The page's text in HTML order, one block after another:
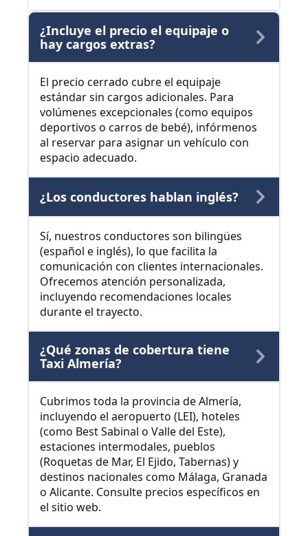
¿Incluye el precio el equipaje o
hay cargos extras?
El precio cerrado cubre el equipaje
estándar sin cargos adicionales. Para
volúmenes excepcionales (como equipos
deportivos o carros de bebé), infórmenos
al reservar para asignar un vehículo con
espacio adecuado.
¿Los conductores hablan inglés?
Sí, nuestros conductores son bilingües
(español e inglés), lo que facilita la
comunicación con clientes internacionales.
Ofrecemos atención personalizada,
incluyendo recomendaciones locales
durante el trayecto.
¿Qué zonas de cobertura tiene
Taxi Almería?
Cubrimos toda la provincia de Almería,
incluyendo el aeropuerto (LEI), hoteles
(como Best Sabinal o Valle del Este),
estaciones intermodales, pueblos
(Roquetas de Mar, El Ejido, Tabernas) y
destinos nacionales como Málaga, Granada
o Alicante. Consulte precios específicos en
el sitio web.